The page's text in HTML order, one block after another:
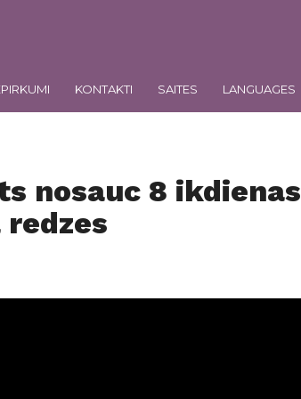
KONTAKTI SAITES LANGUAGES
nosauc 8 ikdienas